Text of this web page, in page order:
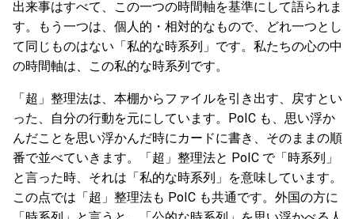
出来事はすべて、この一つの時間軸を基準にして語られま
す。もう一つは、個人的・相対的なもので、どれ一つとし
て同じものはない「私的な時系列」です。私たちの心の中
の時間軸は、この私的な時系列です。
「超」整理法は、本棚からファイルを引き出す、戻すとい
った、自分の行動を元にしています。PoIC も、思い浮か
んだことを思い浮かんだ時にカードに書き、そのままの順
番で並べていきます。「超」整理法と PoIC で「時系列」
と言った時、それは「私的な時系列」を意味しています。
この点では「超」整理法も PoIC も共通です。外国の方に